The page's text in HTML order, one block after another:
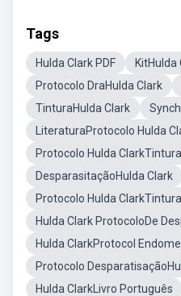
Tags
Hulda Clark PDF KitHulda
Protocolo DraHulda Clark
TinturaHulda Clark
LiteraturaProtocolo Hulda
Protocolo Hulda
DesparasitaçãoHulda Clark
Protocolo Hulda
Hulda Clark ProtocoloDe
Hulda ClarkProtocol
Protocolo
Hulda ClarkLivro Português